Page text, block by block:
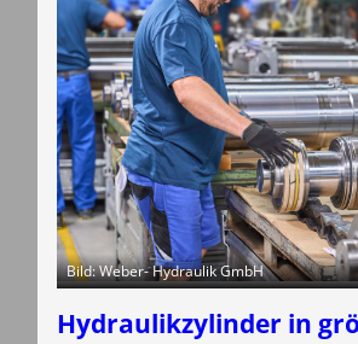
Bild: Weber- Hydraulik GmbH
Hydraulikzylinder in